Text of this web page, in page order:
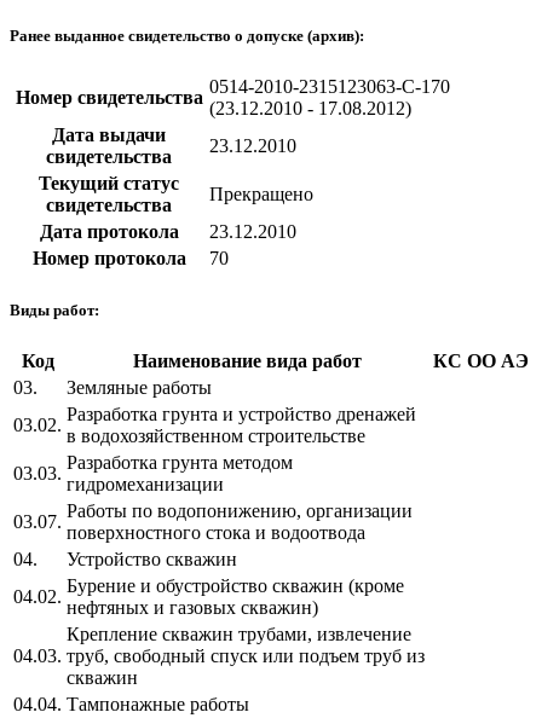
Ранее выданное свидетельство о допуске (архив):
Номер свидетельства
0514-2010-2315123063-С-170
(23.12.2010 - 17.08.2012)
Дата выдачи
свидетельства
23.12.2010
Текущий статус
свидетельства
Прекращено
Дата протокола
23.12.2010
Номер протокола
70
Виды работ:
Код Наименование вида работ КС ОО АЭ
03.
Земляные работы
03.02.
Разработка грунта и устройство дренажей
в водохозяйственном строительстве
03.03.
Разработка грунта методом
гидромеханизации
03.07.
Работы по водопонижению, организации
поверхностного стока и водоотвода
04.
Устройство скважин
04.02.
Бурение и обустройство скважин (кроме
нефтяных и газовых скважин)
04.03.
Крепление скважин трубами, извлечение
труб, свободный спуск или подъем труб из
скважин
04.04. Тампонажные работы